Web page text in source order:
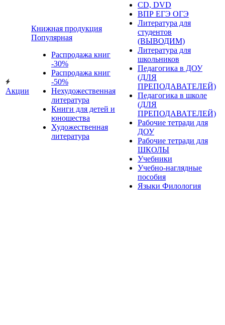
Акции
Книжная продукция
Популярная
Распродажа книг
-30%
Распродажа книг
-50%
Нехудожественная
литература
Книги для детей и
юношества
Художественная
литература
CD, DVD
ВПР ЕГЭ ОГЭ
Литература для
студентов
(ВЫВОДИМ)
Литература для
школьников
Педагогика в ДОУ
(ДЛЯ
ПРЕПОДАВАТЕЛЕЙ)
Педагогика в школе
(ДЛЯ
ПРЕПОДАВАТЕЛЕЙ)
Рабочие тетради для
ДОУ
Рабочие тетради для
ШКОЛЫ
Учебники
Учебно-наглядные
пособия
Языки Филология